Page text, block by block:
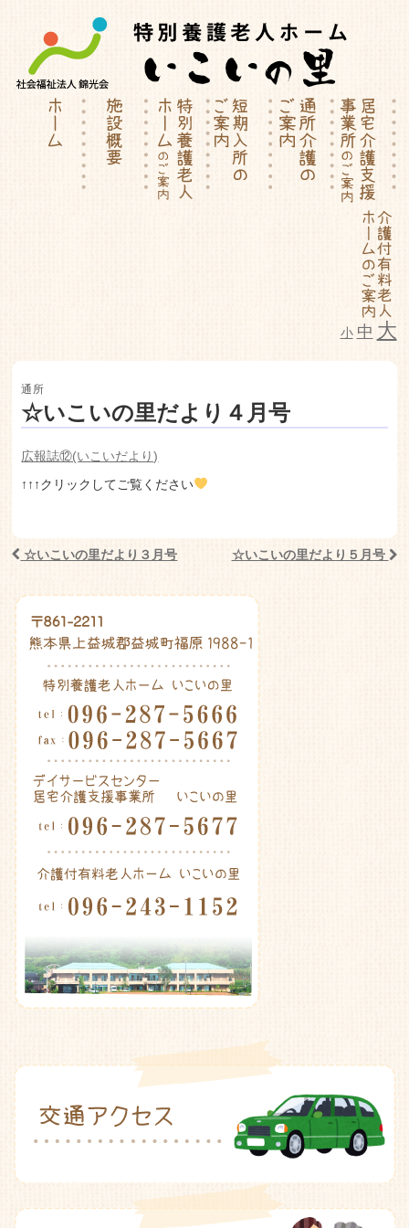
小 中 大
特別養護老人ホーム | 介護付有料
老人ホーム いこいの里
通所
☆いこいの里だより４月号
広報誌⑫(いこいだより)
↑↑↑クリックしてご覧ください
☆いこいの里だより３月号 ☆いこいの里だより５月号